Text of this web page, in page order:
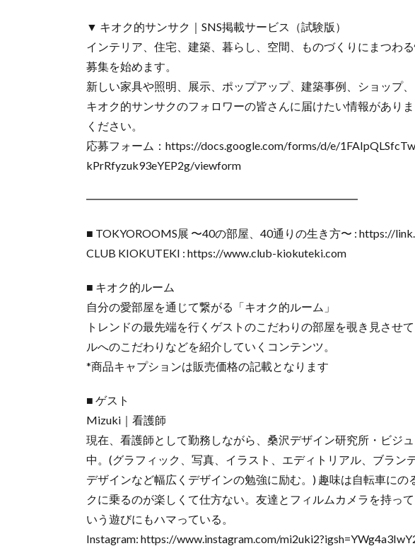
▼ キオク的サンサク｜SNS掲載サービス（試験版）
インテリア、住宅、建築、暮らし、空間、ものづくりにまつわ
募集を始めます。
新しい家具や照明、展示、ポップアップ、建築事例、ショップ
キオク的サンサクのフォロワーの皆さんに届けたい情報があり
ください。
応募フォーム：https://docs.google.com/forms/d/e/
kPrRfyzuk93eYEP2g/viewform
━━━━━━━━━━━━━━━━━━━━━━━━
■ TOKYOROOMS展 〜40の部屋、40通りの生き方〜 : https://
CLUB KIOKUTEKI : https://www.club-kiokuteki.com
■ キオク的ルーム
自分の愛部屋を通じて繋がる「キオク的ルーム」
トレンドの最先端を行くゲストのこだわりの部屋を覗き見させ
ルへのこだわりなどを紹介していくコンテンツ。
*商品キャプションは販売価格の記載となります
■ ゲスト
Mizuki｜看護師
現在、看護師として勤務しながら、桑沢デザイン研究所・ビジ
中。(グラフィック、写真、イラスト、エディトリアル、ブラン
デザインなど幅広くデザインの勉強に励む。) 趣味は自転車にの
クに乗るのが楽しくて仕方ない。友達とフィルムカメラを持っ
いう遊びにもハマっている。
Instagram: https://www.instagram.com/